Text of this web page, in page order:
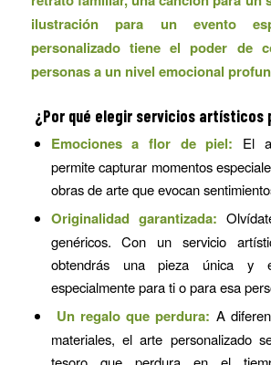
ilustración para un evento
personalizado tiene el poder de
personas a un nivel emocional
¿Por qué elegir servicios artísticos
Emociones a flor de piel: El
permite capturar momentos
obras de arte que evocan
Originalidad garantizada:
genéricos. Con un servicio
obtendrás una pieza única y
especialmente para ti o para esa
Un regalo que perdura: A
materiales, el arte personalizado